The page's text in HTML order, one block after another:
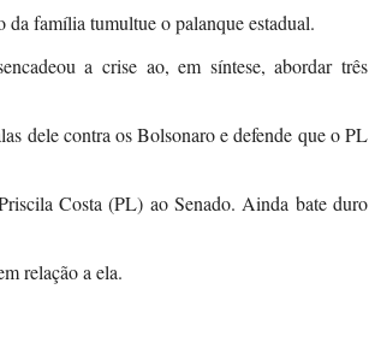
família tumultue o palanque estadual.
a crise ao, em síntese, abordar três
dele contra os Bolsonaro e defende que o PL
Costa (PL) ao Senado. Ainda bate duro
relação a ela.